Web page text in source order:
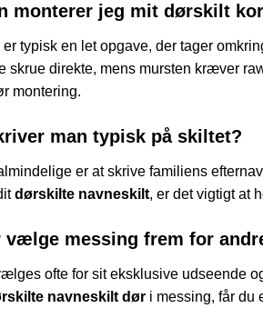
monterer jeg mit dørskilt
er typisk en let opgave, der tager
skrue direkte, mens mursten kræver
montering.
man typisk på skiltet?
er at skrive familiens
dørskilte navneskilt, er det vigtigt at
vælge messing frem for
ofte for sit eksklusive udseende
navneskilt dør i messing, får du